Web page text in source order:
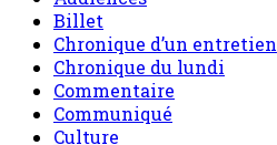
Billet
Chronique d’un entretien
Chronique du lundi
Commentaire
Communiqué
Culture